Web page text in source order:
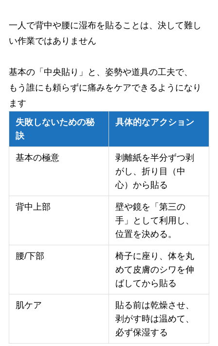
一人で背中や腰に湿布を貼ることは、決して難し
い作業ではありません
基本の「中央貼り」と、姿勢や道具の工夫で、
もう誰にも頼らずに痛みをケアできるようになり
ます
失敗しないための秘
訣
具体的なアクション
基本の極意
剥離紙を半分ずつ剥
がし、折り目（中
心）から貼る
背中上部
壁や鏡を「第三の
手」として利用し、
位置を決める。
腰/下部
椅子に座り、体を丸
めて皮膚のシワを伸
ばしてから貼る
肌ケア
貼る前は乾燥させ、
剥がす時は温めて、
必ず保湿する